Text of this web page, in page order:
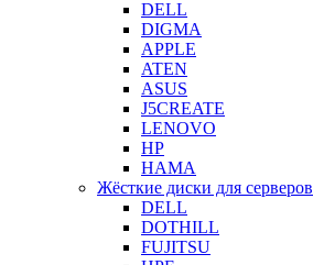
DELL
DIGMA
APPLE
ATEN
ASUS
J5CREATE
LENOVO
HP
HAMA
Жёсткие диски для серверов
DELL
DOTHILL
FUJITSU